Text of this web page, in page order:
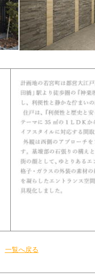
一覧へ戻る